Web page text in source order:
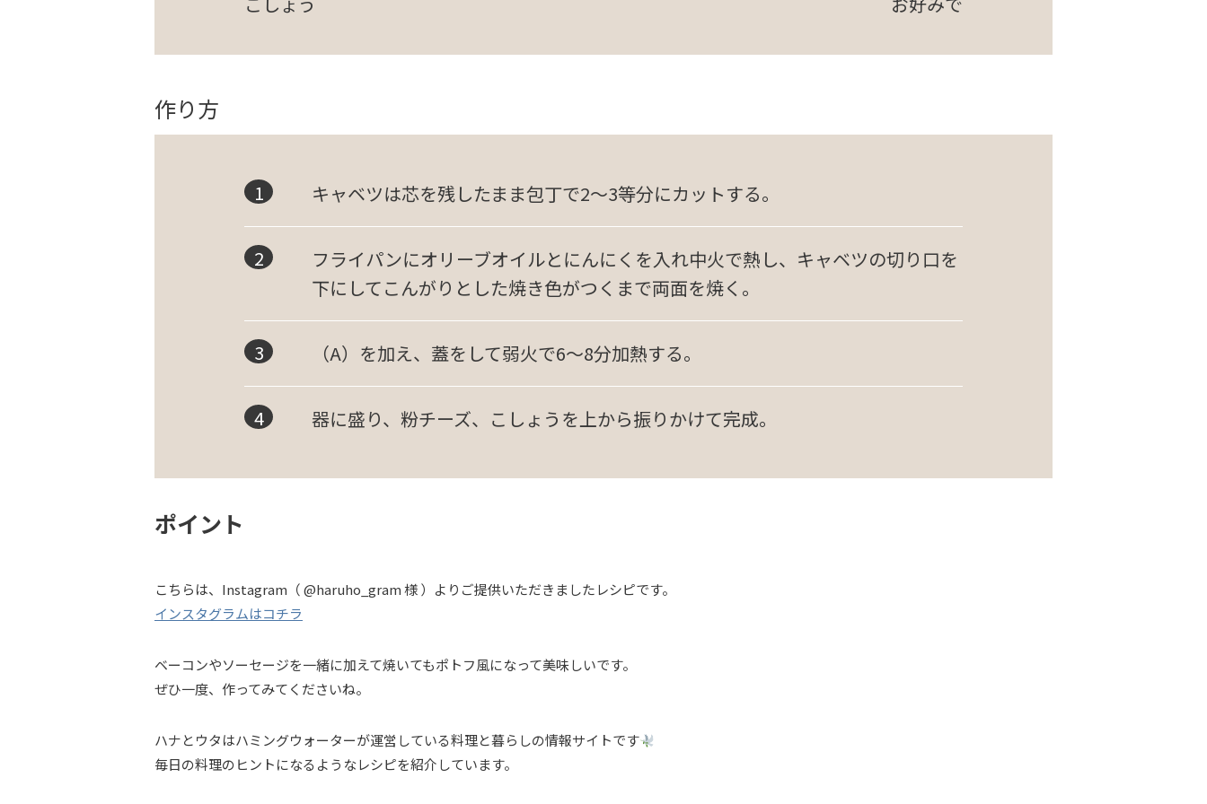
作り方
キャベツは芯を残したまま包丁で2～3等分にカットする。
フライパンにオリーブオイルとにんにくを入れ中火で熱し、キャベツの切り口を
下にしてこんがりとした焼き色がつくまで両面を焼く。
（A）を加え、蓋をして弱火で6～8分加熱する。
器に盛り、粉チーズ、こしょうを上から振りかけて完成。
ポイント
こちらは、Instagram（ @haruho_gram 様 ）よりご提供いただきましたレシピです。
インスタグラムはコチラ
ベーコンやソーセージを一緒に加えて焼いてもポトフ風になって美味しいです。
ぜひ一度、作ってみてくださいね。
ハナとウタはハミングウォーターが運営している料理と暮らしの情報サイトです
毎日の料理のヒントになるようなレシピを紹介しています。